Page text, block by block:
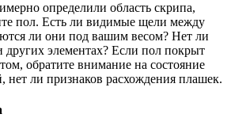
определили область скрипа,
пол. Есть ли видимые щели между
ли они под вашим весом? Нет ли
других элементах? Если пол покрыт
обратите внимание на состояние
нет ли признаков расхождения плашек.